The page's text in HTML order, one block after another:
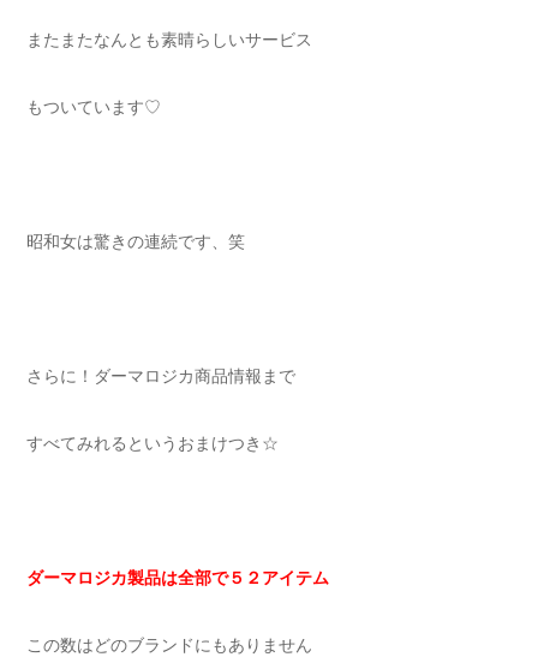
またまたなんとも素晴らしいサービス
もついています♡
昭和女は驚きの連続です、笑
さらに！ダーマロジカ商品情報まで
すべてみれるというおまけつき☆
ダーマロジカ製品は全部で５２アイテム
この数はどのブランドにもありません